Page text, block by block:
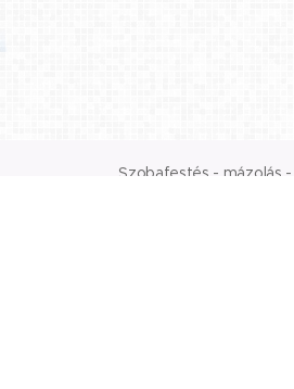
Szobafestés - mázolás